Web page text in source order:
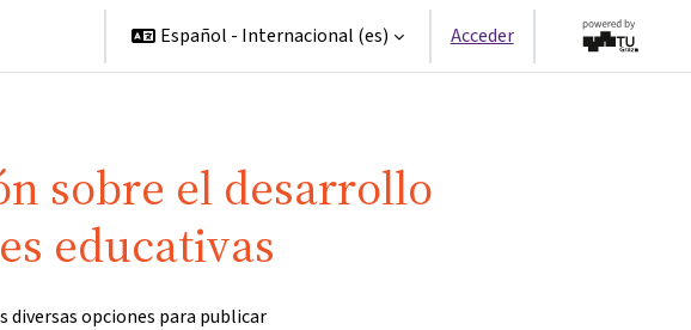
Español - Internacional ‎(es)‎ Acceder
sobre el desarrollo
educativas
diversas opciones para publicar